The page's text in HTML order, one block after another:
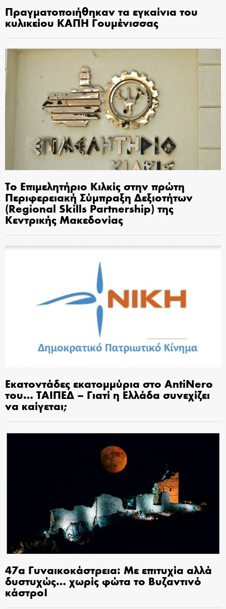
Πραγματοποιήθηκαν τα εγκαίνια του
κυλικείου ΚΑΠΗ Γουμένισσας
Το Επιμελητήριο Κιλκίς στην πρώτη
Περιφερειακή Σύμπραξη Δεξιοτήτων
(Regional Skills Partnership) της
Κεντρικής Μακεδονίας
Εκατοντάδες εκατομμύρια στο AntiNero
του… ΤΑΙΠΕΔ – Γιατί η Ελλάδα συνεχίζει
να καίγεται;
47α Γυναικοκάστρεια: Με επιτυχία αλλά
δυστυχώς… χωρίς φώτα το Βυζαντινό
κάστρο!